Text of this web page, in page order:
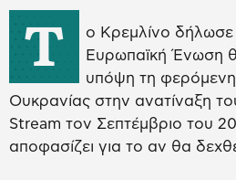
Τ
ο Κρεμλίνο δήλωσε
Ευρωπαϊκή Ένωση
υπόψη τη
Ουκρανίας στην ανατίναξη
Stream τον Σεπτέμβριο του
αποφασίζει για το αν θα